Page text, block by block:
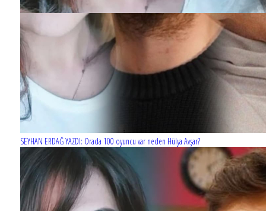
SEYHAN ERDAĞ YAZDI: Orada 100 oyuncu var neden Hülya Avşar?